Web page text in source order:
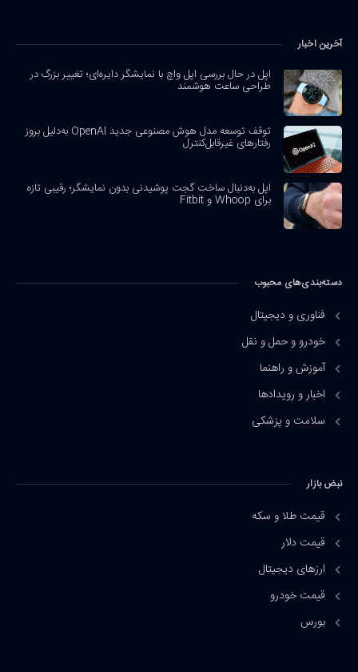
آخرین اخبار
اپل در حال بررسی اپل واچ با نمایشگر دایره‌ای؛ تغییر بزرگ در
طراحی ساعت هوشمند
توقف توسعه مدل هوش مصنوعی جدید OpenAI به‌دلیل بروز
رفتارهای غیرقابل‌کنترل
اپل به‌دنبال ساخت گجت پوشیدنی بدون نمایشگر؛ رقیبی تازه
برای Whoop و Fitbit
دسته‌بندی‌های محبوب
فناوری و دیجیتال
خودرو و حمل و نقل
آموزش و راهنما
اخبار و رویدادها
سلامت و پزشکی
نبض بازار
قیمت طلا و سکه
قیمت دلار
ارزهای دیجیتال
قیمت خودرو
بورس